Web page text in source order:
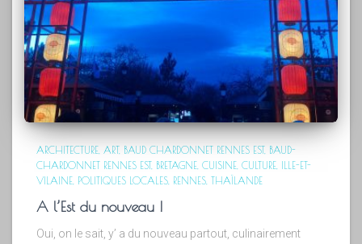
ARCHITECTURE ART BAUD CHARDONNET RENNES EST BAUD-
CHARDONNET RENNES EST BRETAGNE CUISINE CULTURE
ILLE-ET-
VILAINE POLITIQUES LOCALES RENNES THAÏLANDE
A l’Est du nouveau !
Oui, on le sait, y’ a du nouveau partout, culinairement